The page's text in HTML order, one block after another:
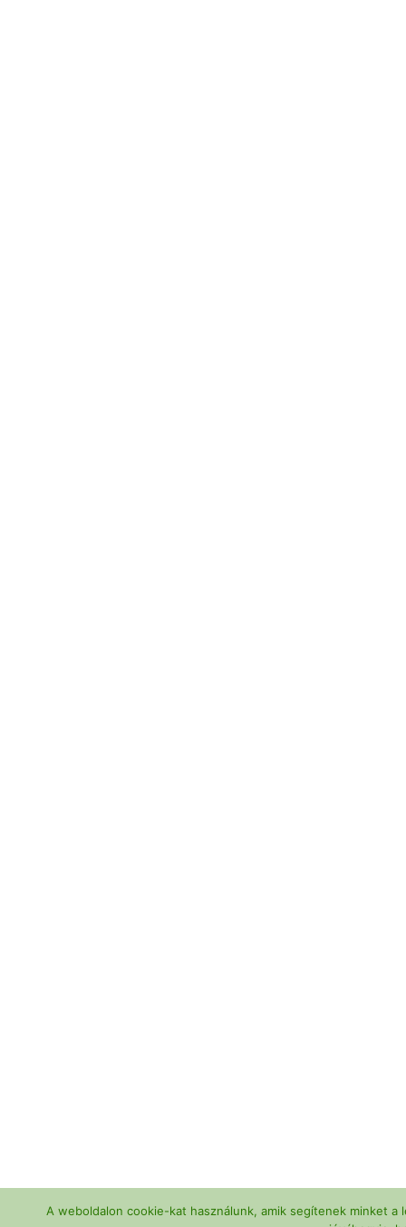
A weboldalon cookie-kat használunk, amik segítenek minket